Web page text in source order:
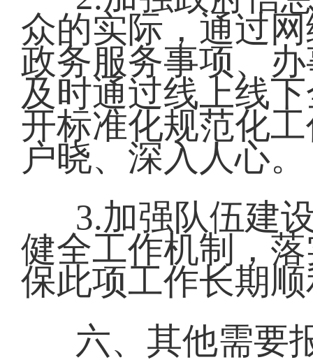
众的实际，通过
政务服务事项、
及时通过线上线
开标准化规范化
户晓、深入人心。
3.加强队伍建
健全工作机制，
保此项工作长期
六、其他需要